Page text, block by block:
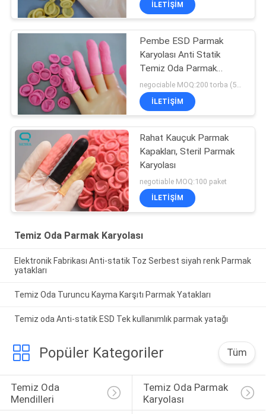
İLETIŞIM
Pembe ESD Parmak
Karyolası Anti Statik
Temiz Oda Parmak
Karyolası
İLETIŞIM
Rahat Kauçuk Parmak
Kapakları, Steril Parmak
Karyolası
negotiable MOQ:100 paket
İLETIŞIM
Temiz Oda Parmak Karyolası
Elektronik Fabrikası Anti-statik Toz Serbest siyah renk Parmak
yatakları
Temiz Oda Turuncu Kayma Karşıtı Parmak Yatakları
Temiz oda Anti-statik ESD Tek kullanımlık parmak yatağı
Popüler Kategoriler Tüm
Temiz Oda
Mendilleri
Temiz Oda Parmak
Karyolası